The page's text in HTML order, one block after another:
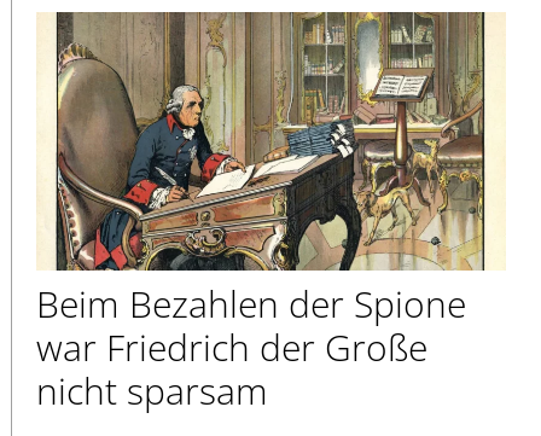
Beim Bezahlen der Spione
war Friedrich der Große
nicht sparsam